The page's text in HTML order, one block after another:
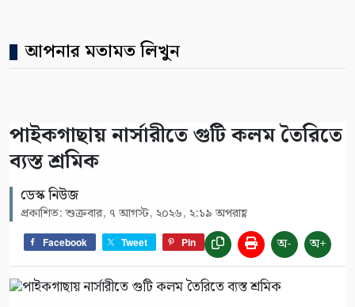
আপনার মতামত লিখুন
পাইকগাছায় নার্সারীতে গুটি কলম তৈরিতে
ব্যস্ত শ্রমিক
ডেস্ক নিউজ
প্রকাশিত: শুক্রবার, ৭ আগস্ট, ২০২৬, ২:১৯ অপরাহ্ণ
Facebook Tweet Pin অ- অ+